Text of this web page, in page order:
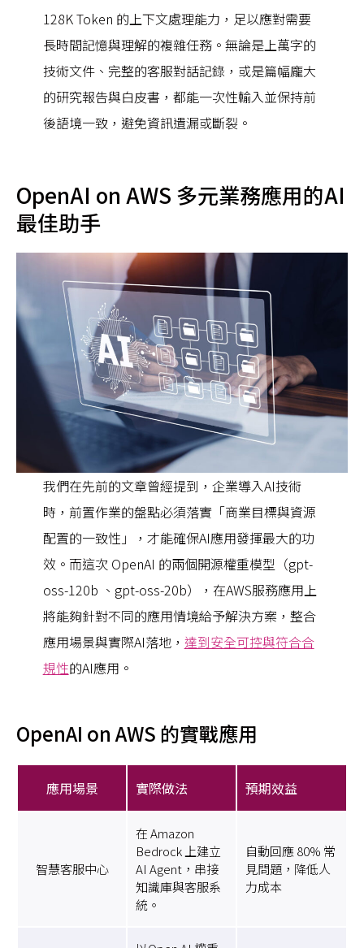
128K Token 的上下文處理能力，足以應對需要
長時間記憶與理解的複雜任務。無論是上萬字的
技術文件、完整的客服對話記錄，或是篇幅龐大
的研究報告與白皮書，都能一次性輸入並保持前
後語境一致，避免資訊遺漏或斷裂。
OpenAI on AWS 多元業務應用的AI
最佳助手
我們在先前的文章曾經提到，企業導入AI技術
時，前置作業的盤點必須落實「商業目標與資源
配置的一致性」，才能確保AI應用發揮最大的功
效。而這次 OpenAI 的兩個開源權重模型（gpt-
oss-120b 、gpt-oss-20b），在AWS服務應用上
將能夠針對不同的應用情境給予解決方案，整合
應用場景與實際AI落地， 達到安全可控與符合合
規性的AI應用。
OpenAI on AWS 的實戰應用
應用場景 實際做法 預期效益
智慧客服中心
在 Amazon
Bedrock 上建立
AI Agent，串接
知識庫與客服系
統。
自動回應 80% 常
見問題，降低人
力成本